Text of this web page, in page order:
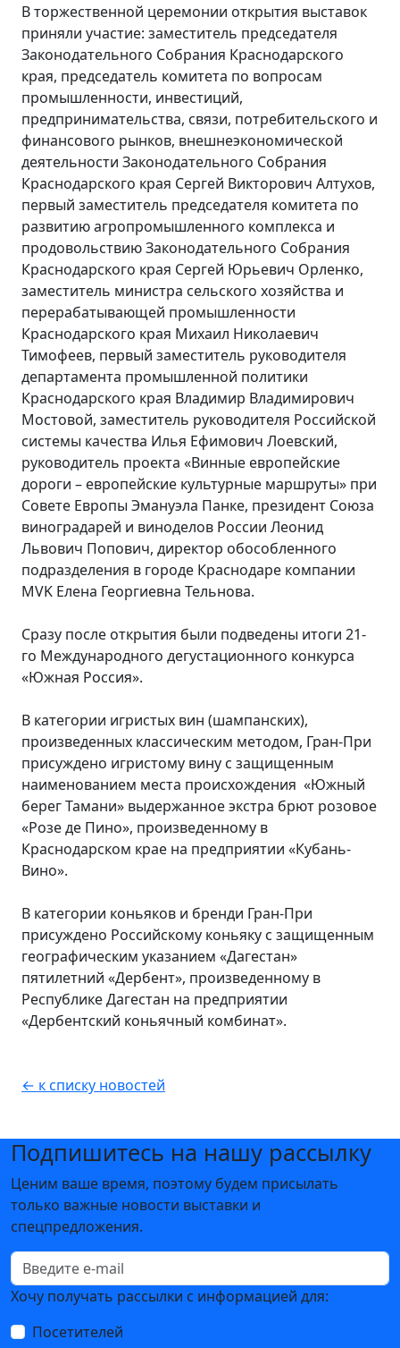
В торжественной церемонии открытия выставок
приняли участие: заместитель председателя
Законодательного Собрания Краснодарского
края, председатель комитета по вопросам
промышленности, инвестиций,
предпринимательства, связи, потребительского и
финансового рынков, внешнеэкономической
деятельности Законодательного Собрания
Краснодарского края Сергей Викторович Алтухов,
первый заместитель председателя комитета по
развитию агропромышленного комплекса и
продовольствию Законодательного Собрания
Краснодарского края Сергей Юрьевич Орленко,
заместитель министра сельского хозяйства и
перерабатывающей промышленности
Краснодарского края Михаил Николаевич
Тимофеев, первый заместитель руководителя
департамента промышленной политики
Краснодарского края Владимир Владимирович
Мостовой, заместитель руководителя Российской
системы качества Илья Ефимович Лоевский,
руководитель проекта «Винные европейские
дороги – европейские культурные маршруты» при
Совете Европы Эмануэла Панке, президент Союза
виноградарей и виноделов России Леонид
Львович Попович, директор обособленного
подразделения в городе Краснодаре компании
MVK Елена Георгиевна Тельнова.
Сразу после открытия были подведены итоги 21-
го Международного дегустационного конкурса
«Южная Россия».
В категории игристых вин (шампанских),
произведенных классическим методом, Гран-При
присуждено игристому вину с защищенным
наименованием места происхождения «Южный
берег Тамани» выдержанное экстра брют розовое
«Розе де Пино», произведенному в
Краснодарском крае на предприятии «Кубань-
Вино».
В категории коньяков и бренди Гран-При
присуждено Российскому коньяку с защищенным
географическим указанием «Дагестан»
пятилетний «Дербент», произведенному в
Республике Дагестан на предприятии
«Дербентский коньячный комбинат».
← к списку новостей
Подпишитесь на нашу рассылку
Ценим ваше время, поэтому будем присылать
только важные новости выставки и
спецпредложения.
Хочу получать рассылки с информацией для:
Посетителей